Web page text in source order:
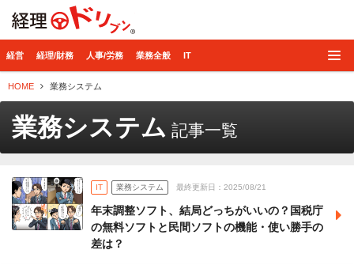
経営 経理/財務 人事/労務 業務全般 IT
HOME 業務システム
業務システム 記事一覧
IT 業務システム 最終更新日：2025/08/21
年末調整ソフト、結局どっちがいいの？国税庁
の無料ソフトと民間ソフトの機能・使い勝手の
差は？